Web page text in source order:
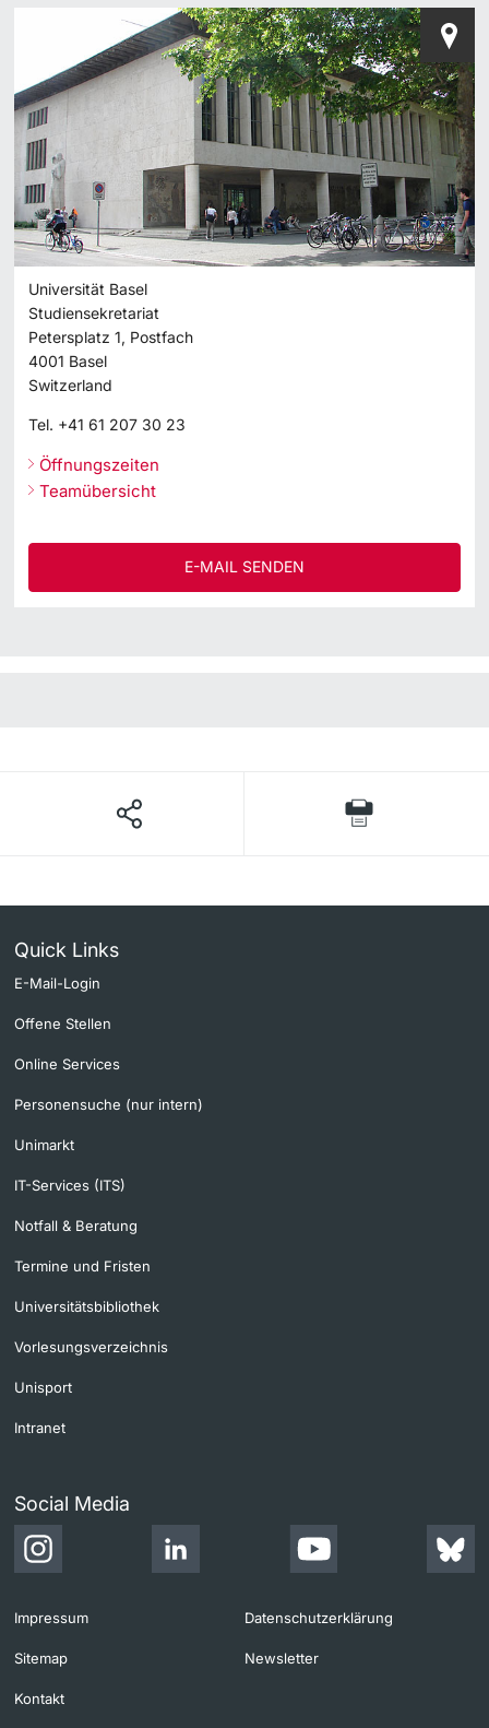
Universität Basel
Studiensekretariat
Petersplatz 1, Postfach
4001 Basel
Switzerland
Tel. +41 61 207 30 23
Öffnungszeiten
Teamübersicht
E-MAIL SENDEN
Quick Links
E-Mail-Login
Offene Stellen
Online Services
Personensuche (nur intern)
Unimarkt
IT-Services (ITS)
Notfall & Beratung
Termine und Fristen
Universitätsbibliothek
Vorlesungsverzeichnis
Unisport
Intranet
Social Media
Impressum Datenschutzerklärung
Sitemap Newsletter
Kontakt